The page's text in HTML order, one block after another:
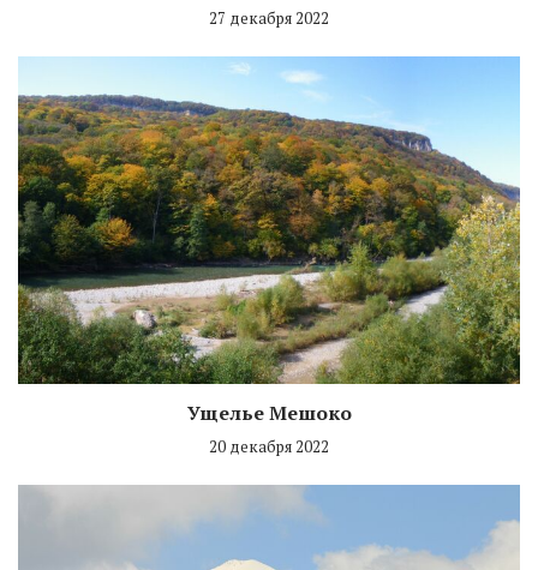
27 декабря 2022
Ущелье Мешоко
20 декабря 2022